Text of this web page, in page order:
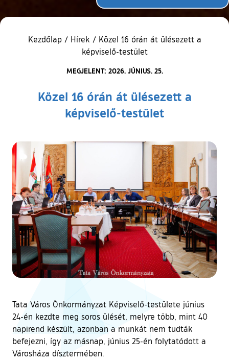
Kezdőlap / Hírek / Közel 16 órán át ülésezett a
képviselő-testület
MEGJELENT: 2026. JÚNIUS. 25.
Közel 16 órán át ülésezett a
képviselő-testület
Tata Város Önkormányzat Képviselő-testülete június
24-én kezdte meg soros ülését, melyre több, mint 40
napirend készült, azonban a munkát nem tudták
befejezni, így az másnap, június 25-én folytatódott a
Városháza dísztermében.